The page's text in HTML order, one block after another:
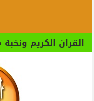
القران الكريم